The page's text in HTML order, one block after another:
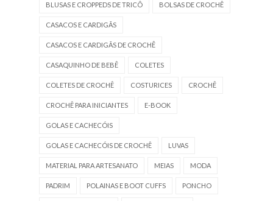
BLUSAS E CROPPEDS DE TRICÔ BOLSAS DE CROCHÊ
CASACOS E CARDIGÃS
CASACOS E CARDIGÃS DE CROCHÊ
CASAQUINHO DE BEBÊ COLETES
COLETES DE CROCHÊ COSTURICES CROCHÊ
CROCHÊ PARA INICIANTES E-BOOK
GOLAS E CACHECÓIS
GOLAS E CACHECÓIS DE CROCHÊ LUVAS
MATERIAL PARA ARTESANATO MEIAS MODA
PADRIM POLAINAS E BOOT CUFFS PONCHO